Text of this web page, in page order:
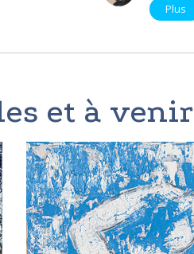
Plus
et à venir